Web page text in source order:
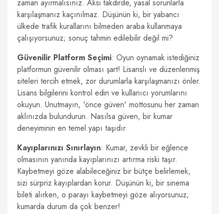
zaman ayırmalısınız. Aksi takdirde, yasal sorunlarla
karşılaşmanız kaçınılmaz. Düşünün ki, bir yabancı
ülkede trafik kurallarını bilmeden araba kullanmaya
çalışıyorsunuz; sonuç tahmin edilebilir değil mi?
Güvenilir Platform Seçimi: Oyun oynamak istediğiniz
platformun güvenilir olması şart! Lisanslı ve düzenlenmiş
siteleri tercih etmek, zor durumlarla karşılaşmanızı önler.
Lisans bilgilerini kontrol edin ve kullanıcı yorumlarını
okuyun. Unutmayın, 'önce güven' mottosunu her zaman
aklınızda bulundurun. Nasılsa güven, bir kumar
deneyiminin en temel yapı taşıdır.
Kayıplarınızı Sınırlayın: Kumar, zevkli bir eğlence
olmasının yanında kayıplarınızı artırma riski taşır.
Kaybetmeyi göze alabileceğiniz bir bütçe belirlemek,
sizi sürpriz kayıplardan korur. Düşünün ki, bir sinema
bileti alırken, o parayı kaybetmeyi göze alıyorsunuz;
kumarda durum da çok benzer!